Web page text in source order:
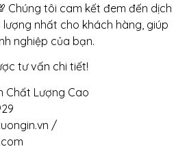
Chúng tôi cam kết đem đến dịch
nhất cho khách hàng, giúp
nghiệp của bạn.
tư vấn chi tiết!
Chất Lượng Cao
/